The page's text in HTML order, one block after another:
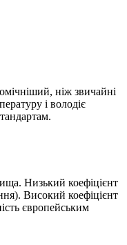
ніж звичайні
і володіє
Низький коефіцієнт
Високий коефіцієнт
європейським